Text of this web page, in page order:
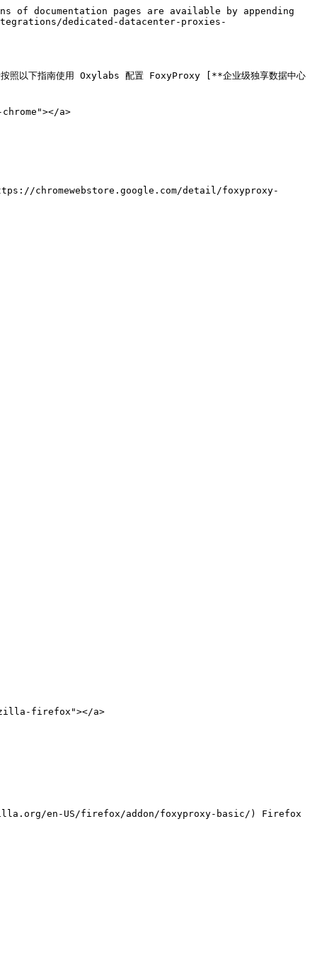
documentation pages are available by appending
dedicated-datacenter-proxies-
以下指南使用 Oxylabs 配置 FoxyProxy [**企业级独享数据中心
a>
chromewebstore.google.com/detail/foxyproxy-
firefox"></a>
en-US/firefox/addon/foxyproxy-basic/) Firefox